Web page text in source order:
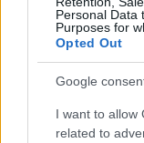
Personal Data
Purposes for
Opted Out
Google
I want to allow
related to
*
La tua richiesta